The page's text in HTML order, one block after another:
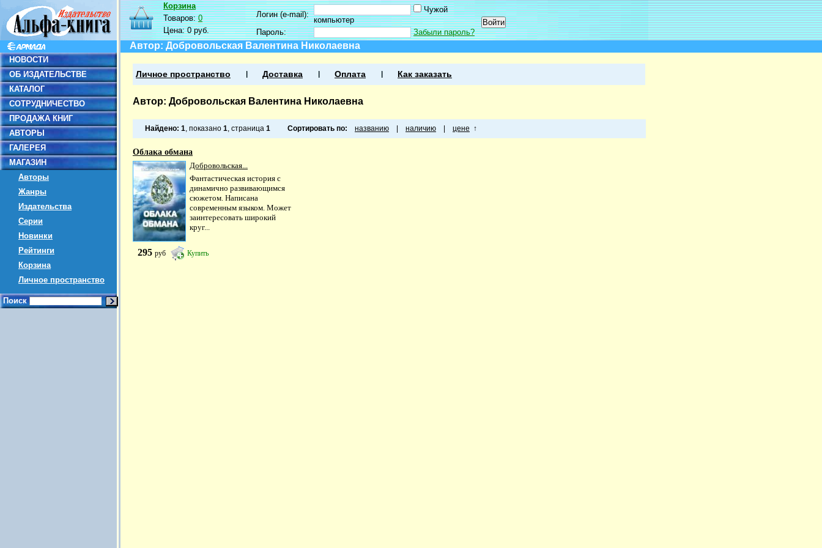
НОВОСТИ
ОБ ИЗДАТЕЛЬСТВЕ
КАТАЛОГ
СОТРУДНИЧЕСТВО
ПРОДАЖА КНИГ
АВТОРЫ
ГАЛЕРЕЯ
МАГАЗИН
Авторы
Жанры
Издательства
Серии
Новинки
Рейтинги
Корзина
Личное пространство
Поиск
Корзина
Товаров:0
Цена:0 руб.
Логин (e-mail):
Чужой
компьютер
Пароль:
Забыли пароль?
Автор: Добровольская Валентина Николаевна
Личное пространство Доставка Оплата Как заказать
Автор: Добровольская Валентина Николаевна
Найдено: 1, показано 1, страница 1 Сортировать по: названию наличию цене ↑
Облака обмана
Добровольская...
Фантастическая история с
динамично развивающимся
сюжетом. Написана
современным языком. Может
заинтересовать широкий
круг...
295 руб Купить